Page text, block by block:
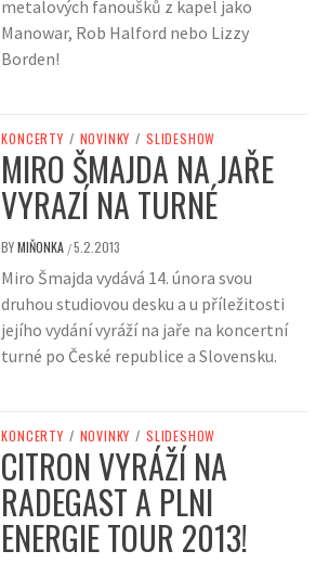
metalových fanoušků z kapel jako
Manowar, Rob Halford nebo Lizzy
Borden!
KONCERTY / NOVINKY / SLIDESHOW
MIRO ŠMAJDA NA JAŘE
VYRAZÍ NA TURNÉ
BYMIŇONKA /5.2.2013
Miro Šmajda vydává 14. února svou
druhou studiovou desku a u příležitosti
jejího vydání vyráží na jaře na koncertní
turné po České republice a Slovensku.
KONCERTY / NOVINKY / SLIDESHOW
CITRON VYRÁŽÍ NA
RADEGAST A PLNI
ENERGIE TOUR 2013!